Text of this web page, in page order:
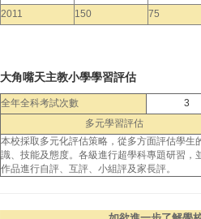
2011
150 75
大角嘴天主教小學學習評估
全年全科考試次數
3
多元學習評估
本校採取多元化評估策略，從多方面評估學生
識、技能及態度。各級進行超學科專題研習，
作品進行自評、互評、小組評及家長評。